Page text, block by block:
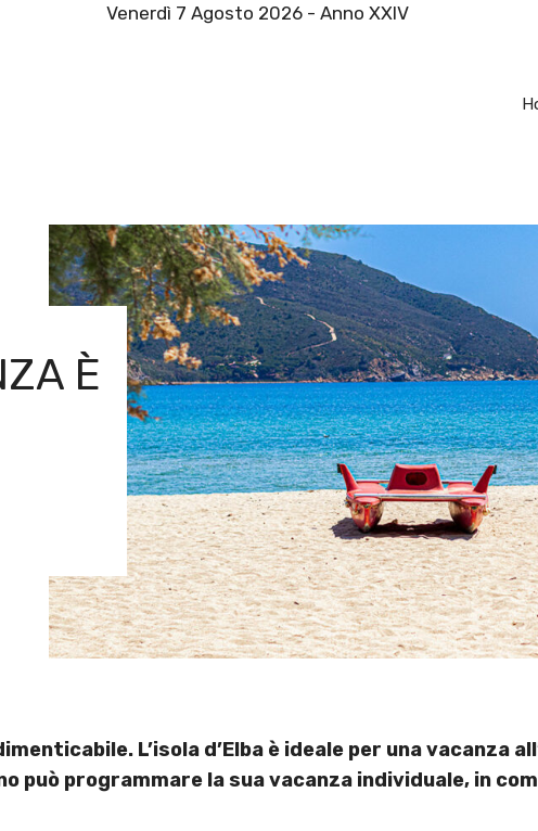
Venerdì 7 Agosto 2026 - Anno XXIV
È
L’isola d’Elba è ideale per una vacanza
può programmare la sua vacanza individuale, in